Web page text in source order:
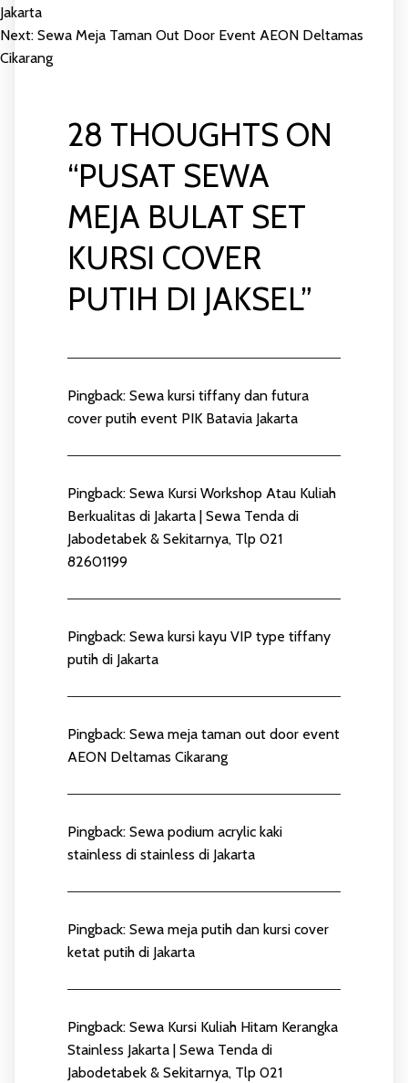
NAVIGATION
Jakarta
Next: Sewa Meja Taman Out Door Event AEON Deltamas
Cikarang
28 THOUGHTS ON
“PUSAT SEWA
MEJA BULAT SET
KURSI COVER
PUTIH DI JAKSEL”
Pingback:Sewa kursi tiffany dan futura
cover putih event PIK Batavia Jakarta
Pingback:Sewa Kursi Workshop Atau Kuliah
Berkualitas di Jakarta | Sewa Tenda di
Jabodetabek & Sekitarnya, Tlp 021
82601199
Pingback:Sewa kursi kayu VIP type tiffany
putih di Jakarta
Pingback:Sewa meja taman out door event
AEON Deltamas Cikarang
Pingback:Sewa podium acrylic kaki
stainless di stainless di Jakarta
Pingback:Sewa meja putih dan kursi cover
ketat putih di Jakarta
Pingback:Sewa Kursi Kuliah Hitam Kerangka
Stainless Jakarta | Sewa Tenda di
Jabodetabek & Sekitarnya, Tlp 021